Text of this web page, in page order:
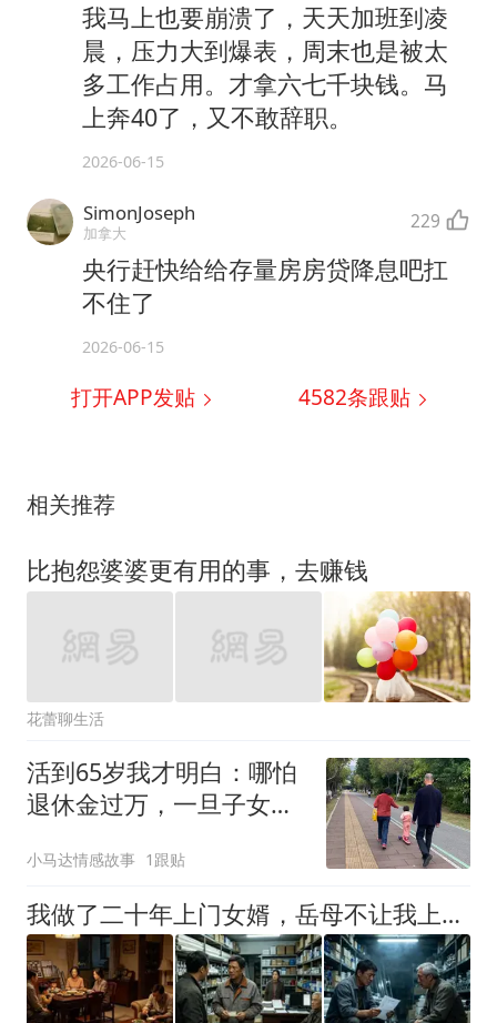
我马上也要崩溃了，天天加班到凌
晨，压力大到爆表，周末也是被太
多工作占用。才拿六七千块钱。马
上奔40了，又不敢辞职。
2026-06-15
SimonJoseph
加拿大 229
央行赶快给给存量房房贷降息吧扛
不住了
2026-06-15
打开APP发贴 4582条跟贴
相关推荐
比抱怨婆婆更有用的事，去赚钱
花蕾聊生活
活到65岁我才明白：哪怕
退休金过万，一旦子女没
老就遥遥无期
小马达情感故事 1跟贴
我做了二十年上门女婿，岳母不让我上桌吃饭，儿子跟老婆姓，我爸来城里看病被安排在杂物间打地铺